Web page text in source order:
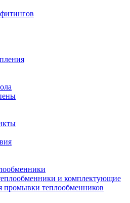
и комплектующие
промывки теплообменников